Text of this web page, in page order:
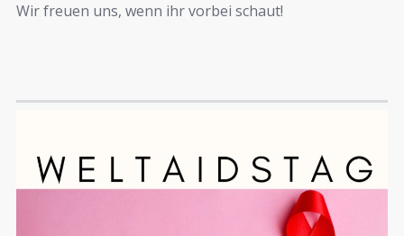
Wir freuen uns, wenn ihr vorbei schaut!